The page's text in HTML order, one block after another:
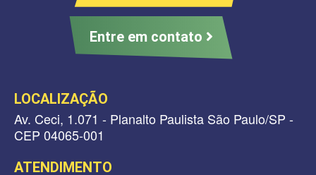
Entre em contato
LOCALIZAÇÃO
Av. Ceci, 1.071 - Planalto Paulista São Paulo/SP -
CEP 04065-001
ATENDIMENTO